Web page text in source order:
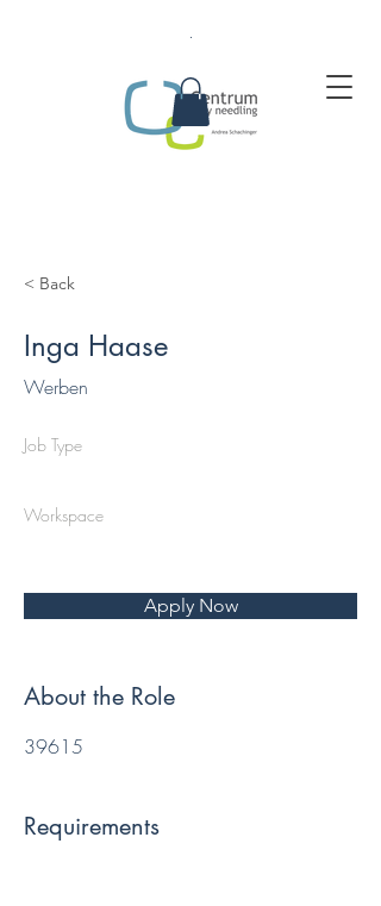
.
< Back
Inga Haase
Werben
Job Type
Workspace
Apply Now
About the Role
39615
Requirements